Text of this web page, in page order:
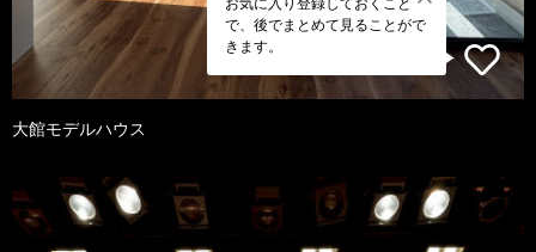
で、後でまとめて見ることがで
きます。
大館モデルハウス